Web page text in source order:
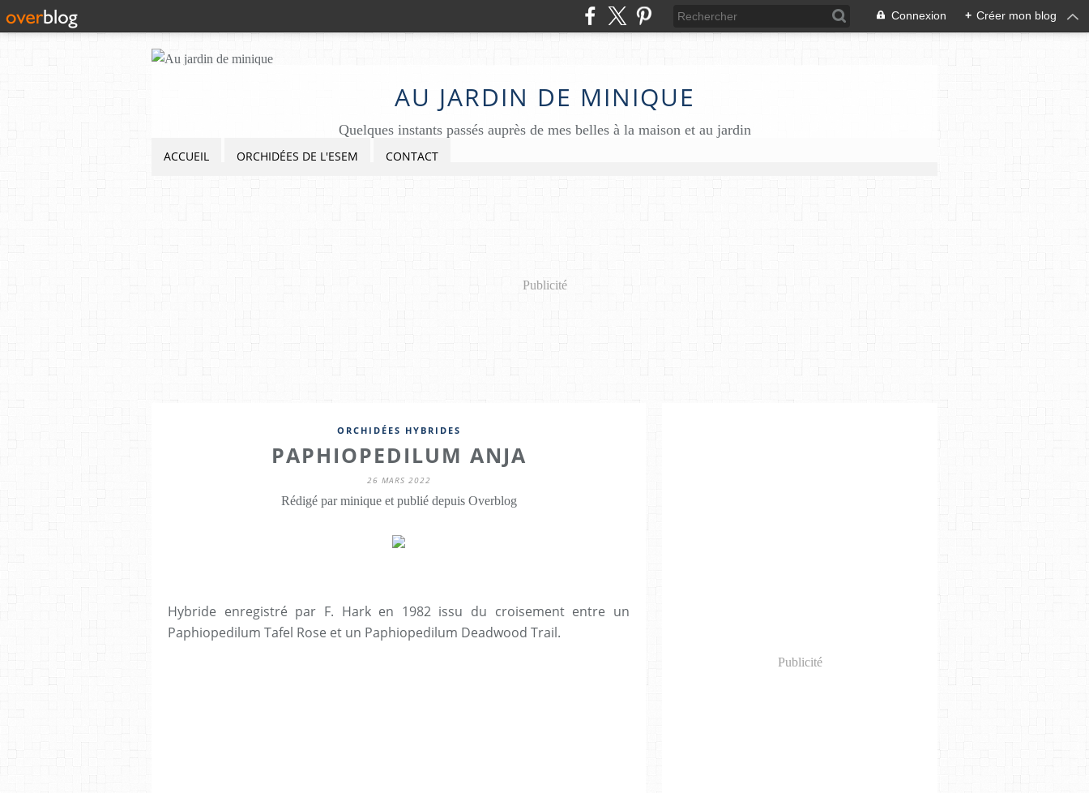
Connexion + Créer mon blog
AU JARDIN DE MINIQUE
Quelques instants passés auprès de mes belles à la maison et au jardin
ACCUEIL ORCHIDÉES DE L'ESEM CONTACT
Publicité
ORCHIDÉES HYBRIDES
PAPHIOPEDILUM ANJA
26 MARS 2022
Rédigé par minique et publié depuis Overblog
Hybride enregistré par F. Hark en 1982 issu du croisement entre un
Paphiopedilum Tafel Rose et un Paphiopedilum Deadwood Trail.
Publicité